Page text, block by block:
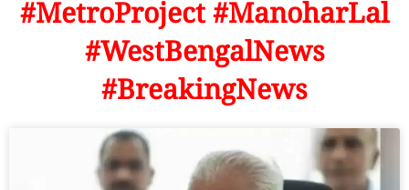
#MetroProject #ManoharLal
#WestBengalNews
#BreakingNews